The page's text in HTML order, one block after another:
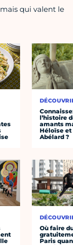
qui valent le
l’histoire
amants
Héloïse et
Abélard ?
Où faire
Paris